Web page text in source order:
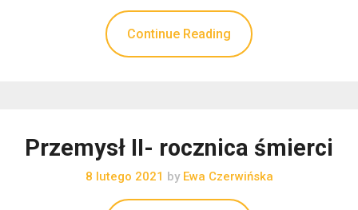
Continue Reading
Przemysł II- rocznica śmierci
8 lutego 2021 byEwa Czerwińska